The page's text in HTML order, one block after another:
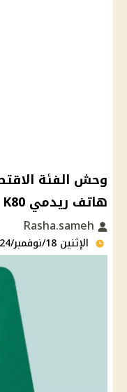
وحش الفئة
هاتف ريدمي K80 برو الجديد المصمم بلا منازع
الإثنين 18/نوفمبر/2024 - 08:58 م